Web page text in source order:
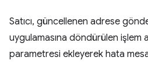
Satıcı, güncellenen adrese
uygulamasına döndürülen işlem
parametresi ekleyerek hata